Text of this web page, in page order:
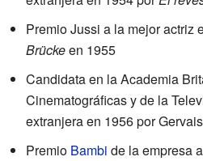
Premio Jussi a la mejor actriz
Brückeen 1955
Candidata en la Academia
Cinematográficas y de la
extranjera en 1956 por
Premio Bambi de la empresa